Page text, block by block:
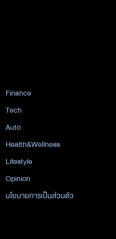
Finance
Tech
Auto
Health&Wellness
Lifestyle
Opinion
นโยบายการเป็นส่วนตัว